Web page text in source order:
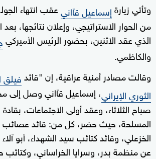
وتأتي زيارةإسماعيل قآانيعقب انتهاء
من الحوار الاستراتيجي، وإعلان نتائجها،
الذي عقد الاثنين، بحضور الرئيس الأميركي
والكاظمي.
وقالت مصادر أمنية عراقية، إن "قائد
الثوري الإيراني، إسماعيل قآاني وصل إلى
صباح الثلاثاء، وعقد أولى الاجتماعات،
المسلحة، حيث حضر، كل من: قائد
الخزعلي، وقائد كتائب سيد الشهداء، أبو
عن منظمة بدر، وسرايا الخراساني، وكتائب